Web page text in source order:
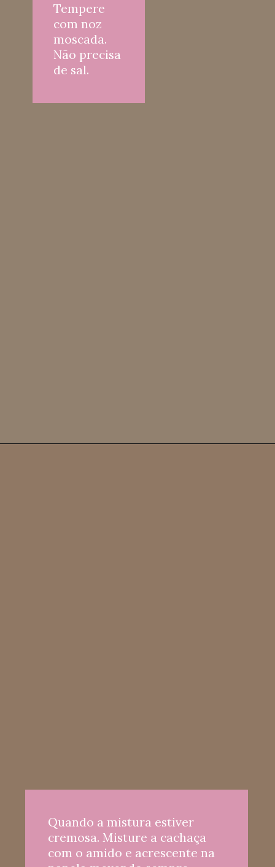
Tempere
com noz
moscada.
Não precisa
de sal.
Quando a mistura estiver
cremosa. Misture a cachaça
com o amido e acrescente na